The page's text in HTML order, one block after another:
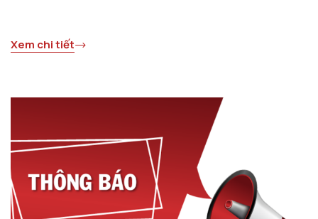
Xem chi tiết